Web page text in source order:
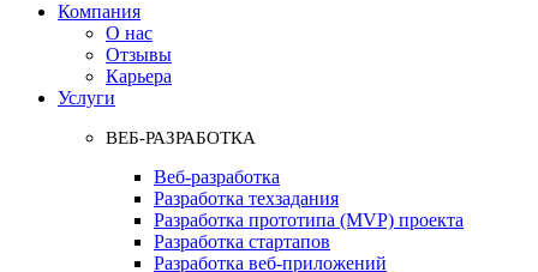
Компания
О нас
Отзывы
Карьера
Услуги
ВЕБ-РАЗРАБОТКА
Веб-разработка
Разработка техзадания
Разработка прототипа (MVP) проекта
Разработка стартапов
Разработка веб-приложений